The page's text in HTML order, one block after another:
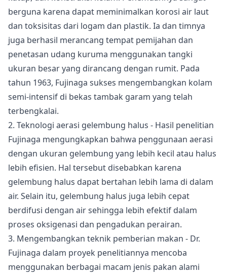
berguna karena dapat meminimalkan korosi air laut
dan toksisitas dari logam dan plastik. Ia dan timnya
juga berhasil merancang tempat pemijahan dan
penetasan udang kuruma menggunakan tangki
ukuran besar yang dirancang dengan rumit. Pada
tahun 1963, Fujinaga sukses mengembangkan kolam
semi-intensif di bekas tambak garam yang telah
terbengkalai.
2. Teknologi aerasi gelembung halus - Hasil penelitian
Fujinaga mengungkapkan bahwa penggunaan aerasi
dengan ukuran gelembung yang lebih kecil atau halus
lebih efisien. Hal tersebut disebabkan karena
gelembung halus dapat bertahan lebih lama di dalam
air. Selain itu, gelembung halus juga lebih cepat
berdifusi dengan air sehingga lebih efektif dalam
proses oksigenasi dan pengadukan perairan.
3. Mengembangkan teknik pemberian makan - Dr.
Fujinaga dalam proyek penelitiannya mencoba
menggunakan berbagai macam jenis pakan alami